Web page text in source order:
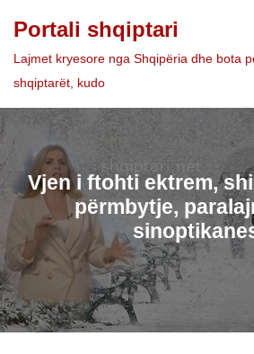
Skip
to
Portali shqiptari
Lajmet kryesore nga Shqipëria dhe bota
shqiptarët, kudo
Vjen i ftohti ektrem,
përmbytje,